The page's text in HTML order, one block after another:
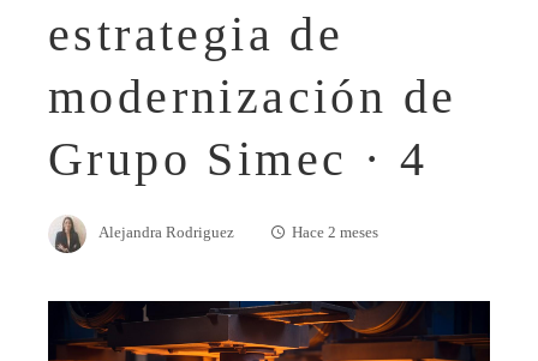
estrategia de
modernización de
Grupo Simec · 4
Alejandra Rodriguez Hace 2 meses